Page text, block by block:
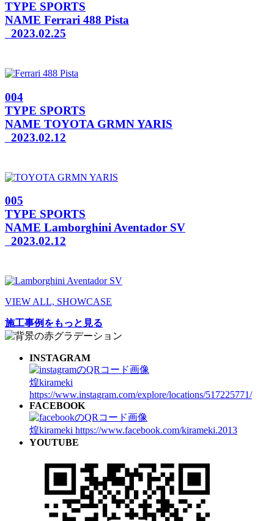
TYPE SPORTS
NAME Ferrari 488 Pista
2023.02.25
004
TYPE SPORTS
NAME TOYOTA GRMN YARIS
2023.02.12
005
TYPE SPORTS
NAME Lamborghini Aventador SV
2023.02.12
VIEW ALL, SHOWCASE
施工事例をもっと見る
INSTAGRAM
煌kirameki
https://www.instagram.com/explore/locations/517225771/
FACEBOOK
煌kirameki https://www.facebook.com/kirameki.2013
YOUTUBE